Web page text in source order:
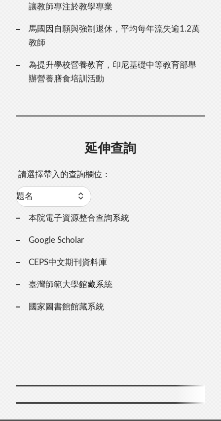
讓教師專注於教學專業
馬國因自願與強制退休，平均每年流失逾1.2萬
教師
為提升學校營養教育，印尼基礎中等教育部舉
辦營養膳食培訓活動
延伸查詢
請選擇帶入的查詢欄位：
本院電子資源整合查詢系統
Google Scholar
CEPS中文期刊資料庫
臺灣師範大學館藏系統
國家圖書館館藏系統